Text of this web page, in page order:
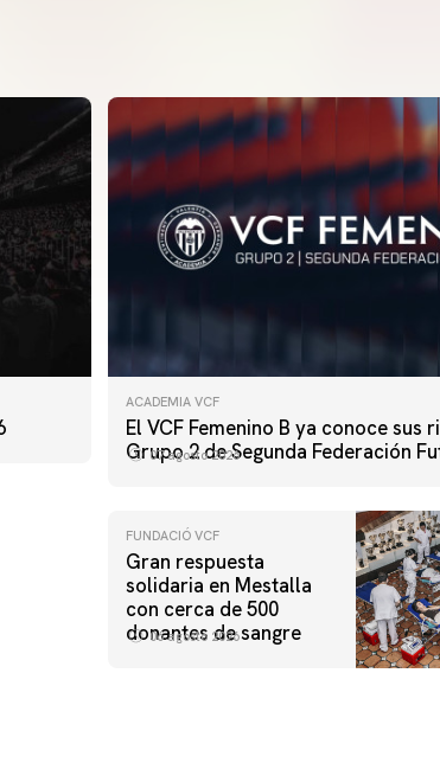
ACADEMIA VCF
El VCF Femenino B ya conoce sus
Grupo 2 de Segunda Federación
07 agosto 2026
FUNDACIÓ VCF
Gran respuesta
solidaria en Mestalla
con cerca de 500
donantes de sangre
06 agosto 2026